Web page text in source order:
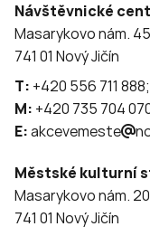
Návštěvnické
Masarykovo nám.
741 01 Nový Jičín
T: +420 556 711
M: +420 735 704
E:akcevemeste
Městské kulturní
Masarykovo nám. 20
741 01 Nový Jičín